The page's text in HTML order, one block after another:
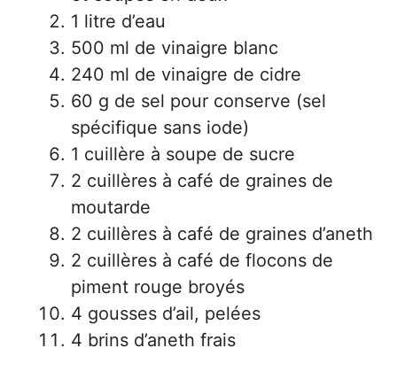
1 litre d’eau
500 ml de vinaigre blanc
240 ml de vinaigre de cidre
60 g de sel pour conserve (sel
spécifique sans iode)
1 cuillère à soupe de sucre
2 cuillères à café de graines de
moutarde
2 cuillères à café de graines d’aneth
2 cuillères à café de flocons de
piment rouge broyés
4 gousses d’ail, pelées
4 brins d’aneth frais